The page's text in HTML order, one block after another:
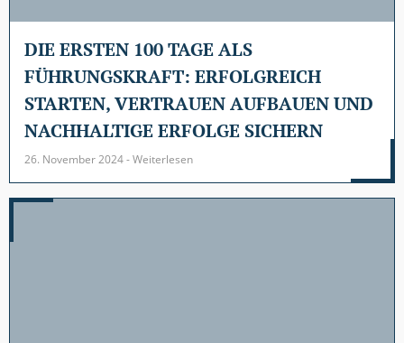
DIE ERSTEN 100 TAGE ALS
FÜHRUNGSKRAFT: ERFOLGREICH
STARTEN, VERTRAUEN AUFBAUEN UND
NACHHALTIGE ERFOLGE SICHERN
26. November 2024 - Weiterlesen